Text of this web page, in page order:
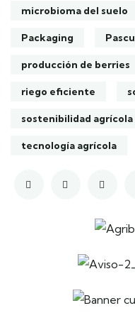
microbioma del suelo
Packaging
producción de berries
riego eficiente
sostenibilidad agrícola
tecnología agrícola